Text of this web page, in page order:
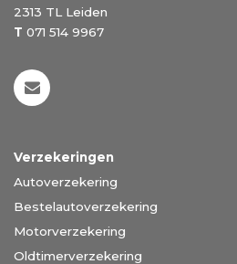
2313 TL Leiden
T 071 514 9967
Verzekeringen
Autoverzekering
Bestelautoverzekering
Motorverzekering
Oldtimerverzekering